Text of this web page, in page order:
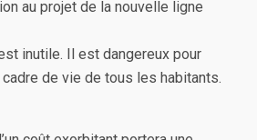
au projet de la nouvelle ligne
inutile. Il est dangereux pour
cadre de vie de tous les habitants.